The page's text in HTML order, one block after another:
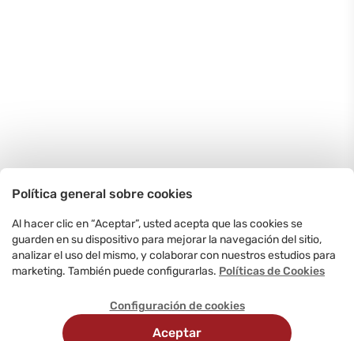
Política general sobre cookies
Al hacer clic en “Aceptar”, usted acepta que las cookies se
guarden en su dispositivo para mejorar la navegación del sitio,
analizar el uso del mismo, y colaborar con nuestros estudios para
marketing. También puede configurarlas. Políticas de Cookies
Configuración de cookies
Aceptar